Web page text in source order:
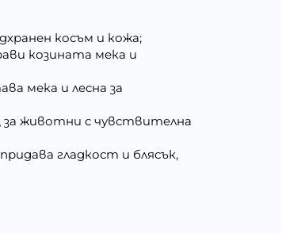
косъм и кожа;
козината мека и
мека и лесна за
за животни с чувствителна
гладкост и блясък,